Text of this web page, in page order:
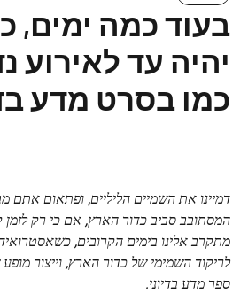
בעוד כמה ימים,
יהיה עד לאירוע
כמו בסרט מדע
דמיינו את השמיים הליליים, ופתאום אתם
המסתובב סביב כדור הארץ, אם כי רק לזמן
מתקרב אלינו בימים הקרובים,
לריקוד השמימי של כדור הארץ, וייצור
ספר מדע בדיוני.